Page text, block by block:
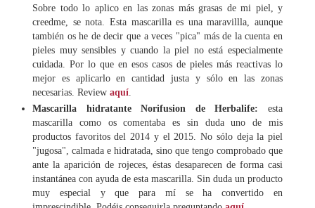
Sobre todo lo aplico en las zonas más grasas de mi piel, y
creedme, se nota. Esta mascarilla es una maravillla, aunque
también os he de decir que a veces "pica" más de la cuenta en
pieles muy sensibles y cuando la piel no está especialmente
cuidada. Por lo que en esos casos de pieles más reactivas lo
mejor es aplicarlo en cantidad justa y sólo en las zonas
necesarias. Review aquí
Mascarilla hidratante Norifusion de Herbalife: esta
mascarilla como os comentaba es sin duda uno de mis
productos favoritos del 2014 y el 2015. No sólo deja la piel
"jugosa", calmada e hidratada, sino que tengo comprobado que
ante la aparición de rojeces, éstas desaparecen de forma casi
instantánea con ayuda de esta mascarilla. Sin duda un producto
muy especial y que para mí se ha convertido en